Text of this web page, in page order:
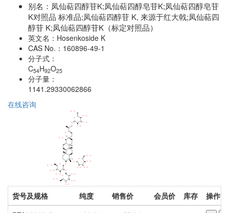
别名： 凤仙萜四醇苷K;凤仙萜四醇皂苷K;凤仙萜四醇皂苷
K对照品 标准品;凤仙萜四醇苷 K, 来源于红大戟;凤仙萜四
醇苷 K;凤仙萜四醇苷K（标定对照品）
英文名： Hosenkoside K
CAS No.： 160896-49-1
分子式：
C54H92O25
分子量：
1141.29330062866
在线咨询
货号及规格 纯度 销售价 会员价 库存
操作